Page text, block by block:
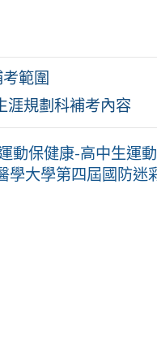
範圍
涯規劃科補考內容
動保健康-高中生運
學大學第四屆國防迷